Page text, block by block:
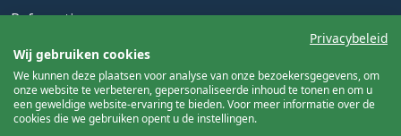
Referenties
Onze partners
Actueel
Privacybeleid
Wij gebruiken cookies
We kunnen deze plaatsen voor analyse van onze bezoekersgegevens, om
onze website te verbeteren, gepersonaliseerde inhoud te tonen en om u
een geweldige website-ervaring te bieden. Voor meer informatie over de
cookies die we gebruiken opent u de instellingen.